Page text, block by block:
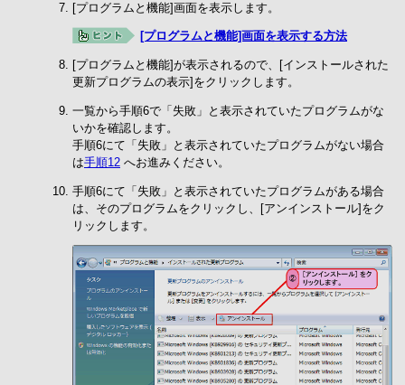
[プログラムと機能]画面を表示します。
[プログラムと機能]画面を表示する方法
[プログラムと機能]が表示されるので、[インストールされた
更新プログラムの表示]をクリックします。
一覧から手順6で「失敗」と表示されていたプログラムがな
いかを確認します。
手順6にて「失敗」と表示されていたプログラムがない場合
は手順12 へお進みください。
手順6にて「失敗」と表示されていたプログラムがある場合
は、そのプログラムをクリックし、[アンインストール]をク
リックします。